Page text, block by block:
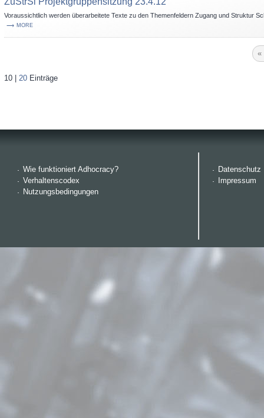
Voraussichtlich werden überarbeitete Texte zu den Themenfeldern Zugang und Struktur
MORE
«
10 | 20Einträge
Wie funktioniert Adhocracy?
Verhaltenscodex
Nutzungsbedingungen
Datenschutz
Impressum